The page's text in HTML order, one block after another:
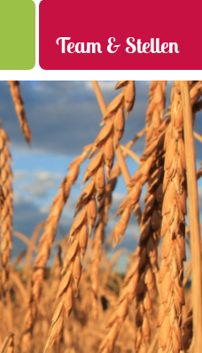
Team & Stellen